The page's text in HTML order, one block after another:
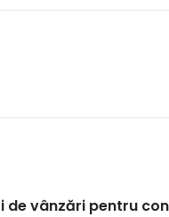
vânzări pentru